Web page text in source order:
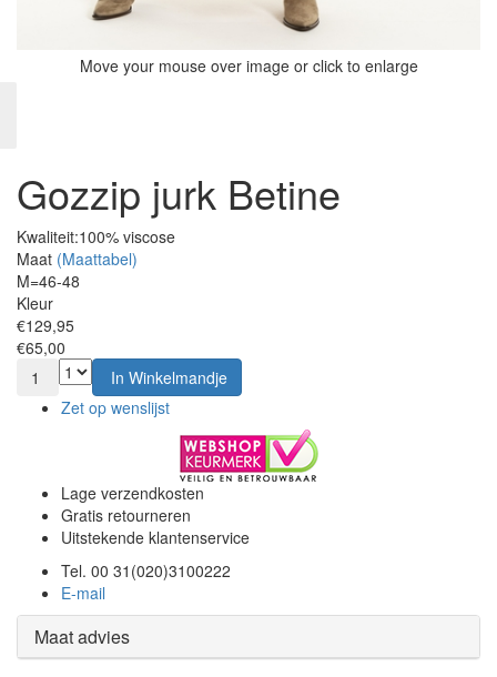
Move your mouse over image or click to enlarge
Gozzip jurk Betine
Kwaliteit:100% viscose
Maat (Maattabel)
M=46-48
Kleur
€129,95
€65,00
1
In Winkelmandje
Zet op wenslijst
Lage verzendkosten
Gratis retourneren
Uitstekende klantenservice
Tel. 00 31(020)3100222
E-mail
Maat advies